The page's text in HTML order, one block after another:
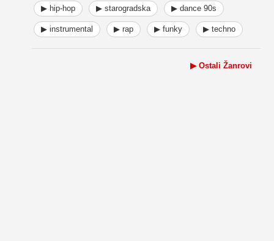
▶ hip-hop ▶ starogradska ▶ dance 90s
▶ instrumental ▶ rap ▶ funky ▶ techno
▶ Ostali Žanrovi